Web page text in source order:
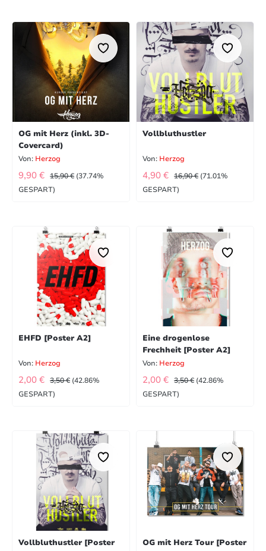
OG mit Herz (inkl. 3D-
Covercard)
Von: Herzog
VERKAUFSPREIS:
9,90 € REGULÄRER PREIS:
15,90 € (37.74%
GESPART)
Vollbluthustler
Von: Herzog
VERKAUFSPREIS:
4,90 € REGULÄRER PREIS:
16,90 € (71.01%
GESPART)
EHFD [Poster A2]
Von: Herzog
VERKAUFSPREIS:
2,00 € REGULÄRER PREIS:
3,50 € (42.86%
GESPART)
Eine drogenlose
Frechheit [Poster A2]
Von: Herzog
VERKAUFSPREIS:
2,00 € REGULÄRER PREIS:
3,50 € (42.86%
GESPART)
Vollbluthustler [Poster
OG mit Herz Tour [Poster